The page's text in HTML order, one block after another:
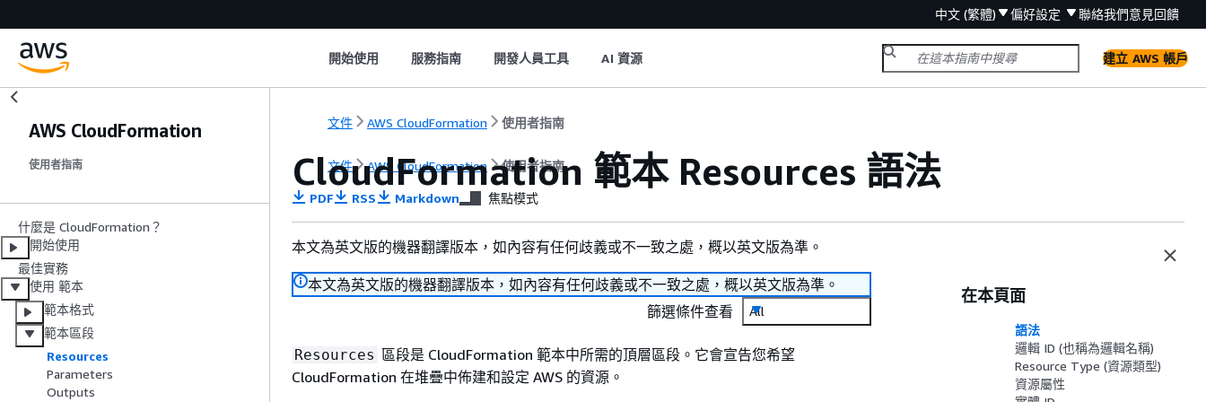
中文 (繁體) 偏好設定 聯絡我們意見回饋
開始使用 服務指南 開發人員工具 AI 資源 建立 AWS 帳戶
AWS CloudFormation
使用者指南
什麼是 CloudFormation？
開始使用
最佳實務
使用 範本
範本格式
範本區段
Resources
Parameters
Outputs
文件 AWS CloudFormation 使用者指南
文件 AWS CloudFormation 使用者指南
CloudFormation 範本 Resources 語法
PDF RSS Markdown 焦點模式
本文為英文版的機器翻譯版本，如內容有任何歧義或不一致之處，概以英文版為準。
本文為英文版的機器翻譯版本，如內容有任何歧義或不一致之處，概以英文版為準。
篩選條件查看
All
Resources 區段是 CloudFormation 範本中所需的頂層區段。它會宣告您希望
CloudFormation 在堆疊中佈建和設定 AWS 的資源。
在本頁面
語法
邏輯 ID (也稱為邏輯名稱)
Resource Type (資源類型)
資源屬性